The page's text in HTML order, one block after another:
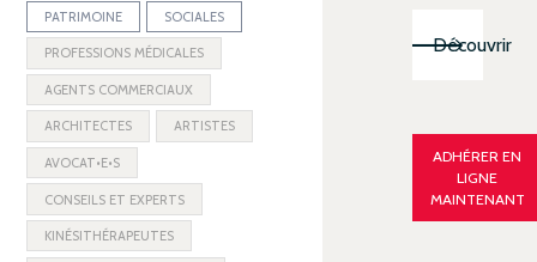
PATRIMOINE SOCIALES
PROFESSIONS MÉDICALES
AGENTS COMMERCIAUX
ARCHITECTES ARTISTES
AVOCAT•E•S
CONSEILS ET EXPERTS
KINÉSITHÉRAPEUTES
Découvrir
ADHÉRER EN
LIGNE
MAINTENANT